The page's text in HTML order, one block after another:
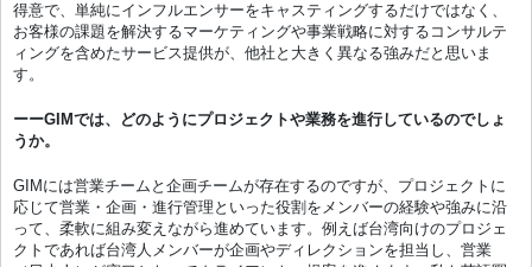
得意で、単純にインフルエンサーをキャスティングするだけではなく、
お客様の課題を解決するマーケティングや事業戦略に対するコンサルテ
ィングを含めたサービス提供が、他社と大きく異なる強みだと思いま
す。
ーーGIMでは、どのようにプロジェクトや業務を進行しているのでしょ
うか。
GIMには営業チームと企画チームが存在するのですが、プロジェクトに
応じて営業・企画・進行管理といった役割をメンバーの経験や強みに沿
って、柔軟に組み変えながら進めています。例えば台湾向けのプロジェ
クトであれば台湾人メンバーが企画やディレクションを担当し、営業